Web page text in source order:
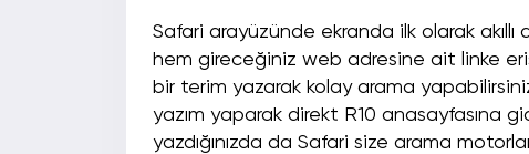
Safari arayüzünde ekranda ilk olarak akıllı
hem gireceğiniz web adresine ait linke
bir terim yazarak kolay arama
yazım yaparak direkt R10 anasayfasına
yazdığınızda da Safari size arama